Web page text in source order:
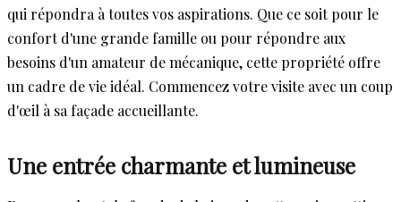
qui répondra à toutes vos aspirations. Que ce soit pour le
confort d'une grande famille ou pour répondre aux
besoins d'un amateur de mécanique, cette propriété offre
un cadre de vie idéal. Commencez votre visite avec un coup
d'œil à sa façade accueillante.
Une entrée charmante et lumineuse